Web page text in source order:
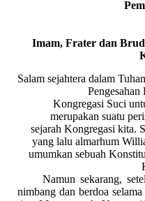
Imam, Frater dan
Salam sejahtera dalam
Kongregasi Suci
merupakan suatu
sejarah Kongregasi kita.
yang lalu almarhum
umumkan sebuah
Namun sekarang,
nimbang dan berdoa